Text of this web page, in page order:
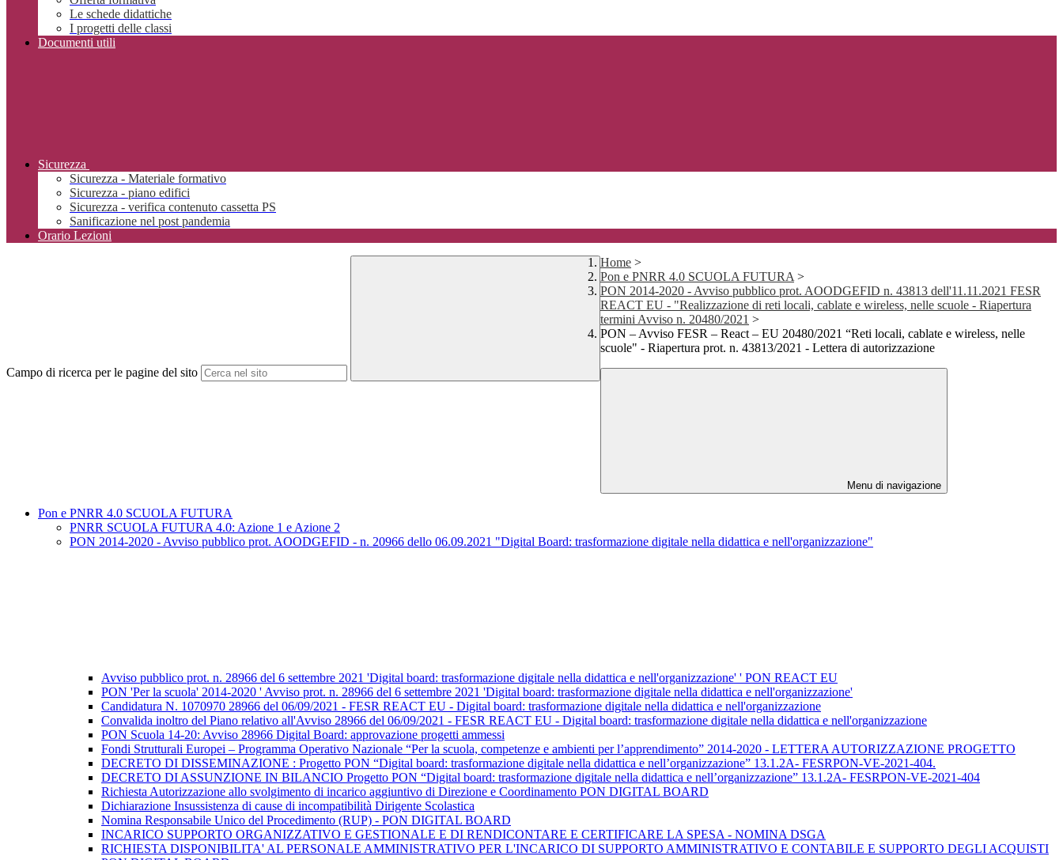
Le schede didattiche
I progetti delle classi
Documenti utili
Sicurezza
Sicurezza - Materiale formativo
Sicurezza - piano edifici
Sicurezza - verifica contenuto cassetta PS
Sanificazione nel post pandemia
Orario Lezioni
Campo di ricerca per le pagine del sito
Home >
Pon e PNRR 4.0 SCUOLA FUTURA >
PON 2014-2020 - Avviso pubblico prot. AOODGEFID n. 43813 dell'11.11.2021 FESR
REACT EU - "Realizzazione di reti locali, cablate e wireless, nelle scuole - Riapertura
termini Avviso n. 20480/2021 >
PON – Avviso FESR – React – EU 20480/2021 “Reti locali, cablate e wireless, nelle
scuole" - Riapertura prot. n. 43813/2021 - Lettera di autorizzazione
Menu di navigazione
Pon e PNRR 4.0 SCUOLA FUTURA
PNRR SCUOLA FUTURA 4.0: Azione 1 e Azione 2
PON 2014-2020 - Avviso pubblico prot. AOODGEFID - n. 20966 dello 06.09.2021 "Digital Board: trasformazione digitale nella didattica e nell'organizzazione"
Avviso pubblico prot. n. 28966 del 6 settembre 2021 'Digital board: trasformazione digitale nella didattica e nell'organizzazione' ' PON REACT EU
PON 'Per la scuola' 2014-2020 ' Avviso prot. n. 28966 del 6 settembre 2021 'Digital board: trasformazione digitale nella didattica e nell'organizzazione'
Candidatura N. 1070970 28966 del 06/09/2021 - FESR REACT EU - Digital board: trasformazione digitale nella didattica e nell'organizzazione
Convalida inoltro del Piano relativo all'Avviso 28966 del 06/09/2021 - FESR REACT EU - Digital board: trasformazione digitale nella didattica e nell'organizzazione
PON Scuola 14-20: Avviso 28966 Digital Board: approvazione progetti ammessi
Fondi Strutturali Europei – Programma Operativo Nazionale “Per la scuola, competenze e ambienti per l’apprendimento” 2014-2020 - LETTERA AUTORIZZAZIONE PROGETTO
DECRETO DI DISSEMINAZIONE : Progetto PON “Digital board: trasformazione digitale nella didattica e nell’organizzazione” 13.1.2A- FESRPON-VE-2021-404.
DECRETO DI ASSUNZIONE IN BILANCIO Progetto PON “Digital board: trasformazione digitale nella didattica e nell’organizzazione” 13.1.2A- FESRPON-VE-2021-404
Richiesta Autorizzazione allo svolgimento di incarico aggiuntivo di Direzione e Coordinamento PON DIGITAL BOARD
Dichiarazione Insussistenza di cause di incompatibilità Dirigente Scolastica
Nomina Responsabile Unico del Procedimento (RUP) - PON DIGITAL BOARD
INCARICO SUPPORTO ORGANIZZATIVO E GESTIONALE E DI RENDICONTARE E CERTIFICARE LA SPESA - NOMINA DSGA
RICHIESTA DISPONIBILITA' AL PERSONALE AMMINISTRATIVO PER L'INCARICO DI SUPPORTO AMMINISTRATIVO E CONTABILE E SUPPORTO DEGLI ACQUISTI